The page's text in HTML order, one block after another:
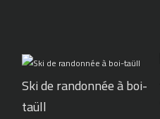
Ski de randonnée à boi-
taüll